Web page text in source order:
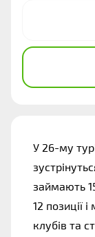
У 26-му
займають
12 позиції
клубів та